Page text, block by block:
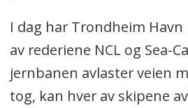
I dag har Trondheim
av rederiene NCL og Sea-
jernbanen avlaster veien
tog, kan hver av skipene